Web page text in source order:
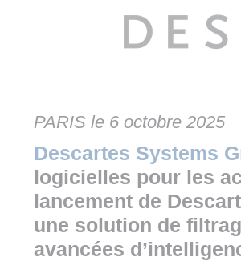
👉 PRENDRE LA PAROLE •
👉
PARIS le 6 octobre 2025
Descartes Systems
logicielles pour les
lancement de
une solution de
avancées